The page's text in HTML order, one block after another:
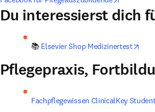
Du interessierst dich
📚 Elsevier Shop Medizinertest
Pflegepraxis,
Fachpflegewissen ClinicalKey